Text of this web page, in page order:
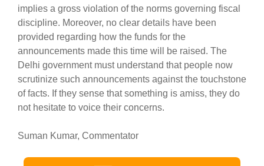
implies a gross violation of the norms governing fiscal
discipline. Moreover, no clear details have been
provided regarding how the funds for the
announcements made this time will be raised. The
Delhi government must understand that people now
scrutinize such announcements against the touchstone
of facts. If they sense that something is amiss, they do
not hesitate to voice their concerns.
Suman Kumar, Commentator